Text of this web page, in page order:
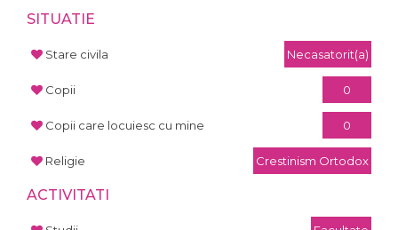
SITUATIE
Stare civila Necasatorit(a)
Copii 0
Copii care locuiesc cu mine 0
Religie Crestinism Ortodox
ACTIVITATI